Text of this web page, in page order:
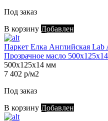
Под заказ
В корзину Добавлен
Паркет Елка Английская Lab
Прозрачное масло
500х125х14 мм
7 402 р/м2
Под заказ
В корзину Добавлен